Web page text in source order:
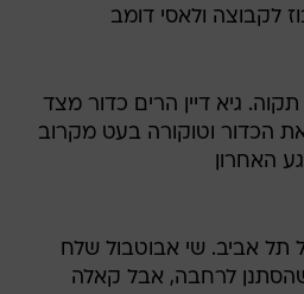
לקבוצה ולאסי דומב
גיא דיין הרים כדור מצד
הכדור וטוקורה בעט מקרוב
האחרון
תל אביב. שי אבוטבול שלח
לרחבה, אבל קאלה